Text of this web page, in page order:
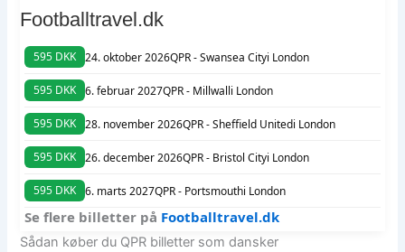
Footballtravel.dk
595 DKK 24. oktober 2026QPR - Swansea Cityi London
595 DKK 6. februar 2027QPR - Millwalli London
595 DKK 28. november 2026QPR - Sheffield Unitedi London
595 DKK 26. december 2026QPR - Bristol Cityi London
595 DKK 6. marts 2027QPR - Portsmouthi London
Se flere billetter på Footballtravel.dk
Sådan køber du QPR billetter som dansker